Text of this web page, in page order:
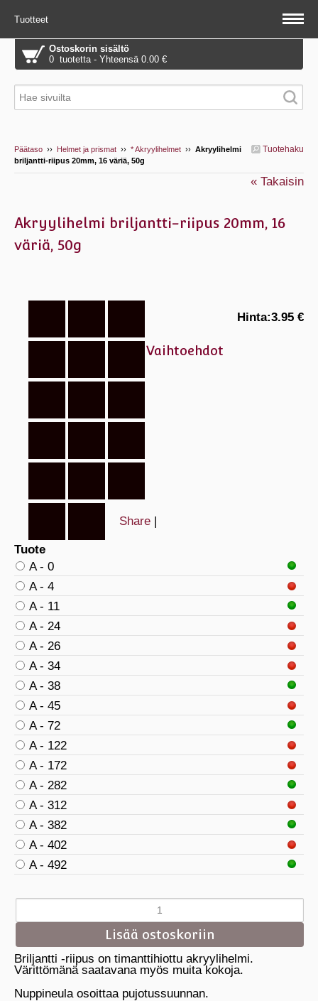
Tuotteet
Ostoskorin sisältö
0 tuotetta - Yhteensä 0.00 €
Tuotehaku
Päätaso ›› Helmet ja prismat ›› * Akryylihelmet ›› Akryylihelmi
briljantti-riipus 20mm, 16 väriä, 50g
« Takaisin
Akryylihelmi briljantti-riipus 20mm, 16
väriä, 50g
Share |
Hinta:3.95 €
Vaihtoehdot
Tuote
A - 0
A - 4
A - 11
A - 24
A - 26
A - 34
A - 38
A - 45
A - 72
A - 122
A - 172
A - 282
A - 312
A - 382
A - 402
A - 492
Briljantti -riipus on timanttihiottu akryylihelmi.
Värittömänä saatavana myös muita kokoja.
Nuppineula osoittaa pujotussuunnan.